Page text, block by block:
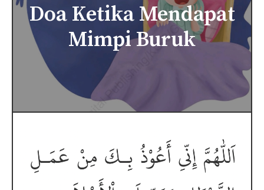
Doa Ketika Mendapat
Mimpi Buruk